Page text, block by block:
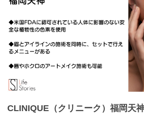
CLINIQUE（クリニーク）福岡天